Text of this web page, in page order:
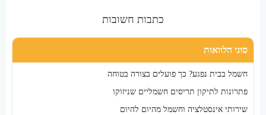
כתבות חשובות
סוגי הלוואות
חשמל בבית נפגע? כך פועלים בצורה בטוחה
פתרונות לתיקון תריסים חשמליים שניזוקו
שירותי אינסטלציה וחשמל מהיום להיום